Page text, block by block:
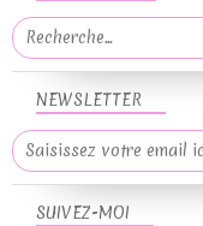
NEWSLETTER
SUIVEZ-MOI